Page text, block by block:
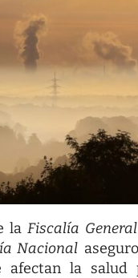
laFiscalía
Nacional
la salud